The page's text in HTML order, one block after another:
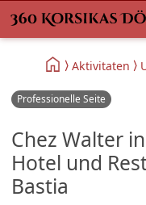
Aktivitaten
Professionelle Seite
Chez Walter
Hotel und
Bastia